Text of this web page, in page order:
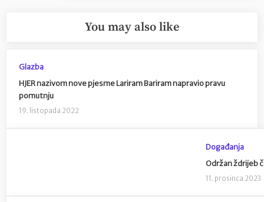
You may also like
Glazba
HJER nazivom nove pjesme Lariram Bariram napravio pravu
pomutnju
19. listopada 2022
Događanja
Održan ždrijeb
11. prosinca 2023